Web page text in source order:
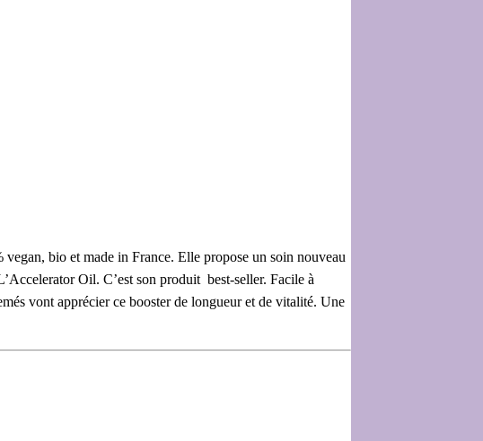
bio et made in France. Elle propose un soin nouveau
Oil. C’est son produit best-seller. Facile à
vont apprécier ce booster de longueur et de vitalité. Une